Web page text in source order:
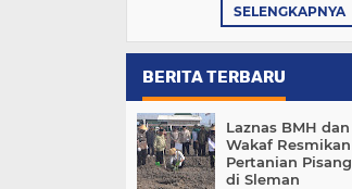
SELENGKAPNYA
BERITA TERBARU
Laznas BMH
Wakaf
Pertanian
di Sleman